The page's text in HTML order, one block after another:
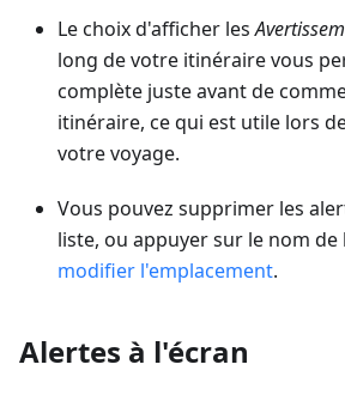
Le choix d'afficher les
long de votre itinéraire vous
complète juste avant de
itinéraire, ce qui est utile lors
votre voyage.
Vous pouvez supprimer les
liste, ou appuyer sur le nom
modifier l'emplacement.
Alertes à l'écran